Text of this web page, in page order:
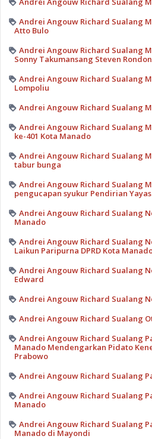
Andrei Angouw Richard Sualang
Atto Bulo
Andrei Angouw Richard Sualang
Sonny Takumansang Steven
Andrei Angouw Richard Sualang
Lompoliu
Andrei Angouw Richard Sualang
Andrei Angouw Richard Sualang
ke-401 Kota Manado
Andrei Angouw Richard Sualang
tabur bunga
Andrei Angouw Richard Sualang
pengucapan syukur Pendirian
Andrei Angouw Richard Sualang
Manado
Andrei Angouw Richard Sualang
Laikun Paripurna DPRD Kota
Andrei Angouw Richard Sualang
Edward
Andrei Angouw Richard Sualang
Andrei Angouw Richard Sualang
Andrei Angouw Richard Sualang
Manado Mendengarkan Pidato
Prabowo
Andrei Angouw Richard Sualang
Andrei Angouw Richard Sualang
Manado
Andrei Angouw Richard Sualang
Manado di Mayondi